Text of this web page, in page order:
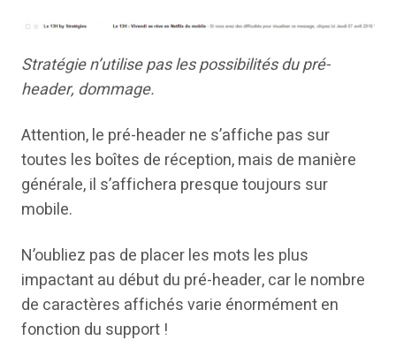
Stratégie n’utilise pas les possibilités du pré-
header, dommage.
Attention, le pré-header ne s’affiche pas sur
toutes les boîtes de réception, mais de manière
générale, il s’affichera presque toujours sur
mobile.
N’oubliez pas de placer les mots les plus
impactant au début du pré-header, car le nombre
de caractères affichés varie énormément en
fonction du support !